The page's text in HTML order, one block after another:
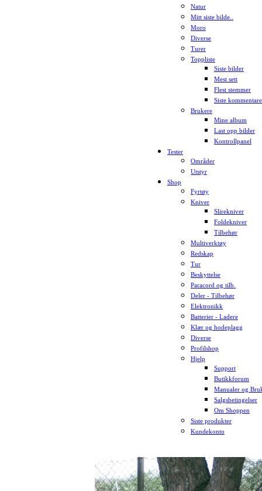
Natur
Mitt siste bilde..
Moro
Diverse
Turer
Toppliste
Siste bilder
Mest sett
Flest stemmer
Siste
Brukere
Mine album
Last opp bilder
Kontrollpanel
Tester
Områder
Utstyr
Shop
Fyrtøy
Kniver
Slirekniver
Foldekniver
Tilbehør
Multiverktøy
Redskap
Tur
Beskyttelse
Paracord og tilb.
Deler - Tilbehør
Elektronikk
Batterier - Ladere
Klær og hodeplagg
Diverse
Profilshop
Hjelp
Support
Butikkforum
Manualer og
Salgsbetingelser
Om Shoppen
Siste produkter
Kundekonto